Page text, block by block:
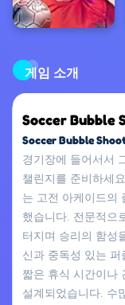
게임 소개
Soccer Bubble
Soccer Bubble
경기장에 들어서서
챌린지를 준비하세
는 고전 아케이드의
했습니다. 전문적으
터지며 승리의 함성
신과 중독성 있는
짧은 휴식 시간이나
설계되었습니다. 수